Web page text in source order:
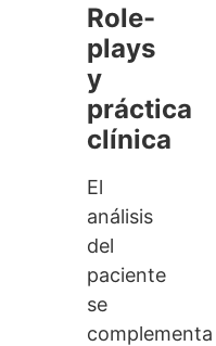
Role-
plays
y
práctica
clínica
El
análisis
del
paciente
se
complementa